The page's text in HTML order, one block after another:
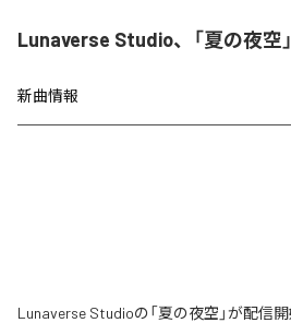
Lunaverse Studio、「夏の夜空
新曲情報
Lunaverse Studioの「夏の夜空」が配信